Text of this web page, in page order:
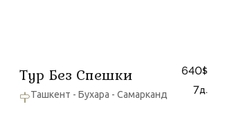
Тур Без Спешки
Ташкент - Бухара - Самарканд
640$
7д.